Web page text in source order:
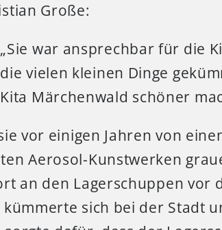
Große:
„Sie war ansprechbar für die
die vielen kleinen Dinge
Kita Märchenwald schöner
vor einigen Jahren von
Aerosol-Kunstwerken
an den Lagerschuppen vor
kümmerte sich bei der Stadt